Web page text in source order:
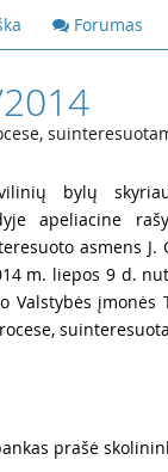
Forumas
bylų
apeliacine
asmens J.
m. liepos 9 d.
Valstybės įmonės
prašė